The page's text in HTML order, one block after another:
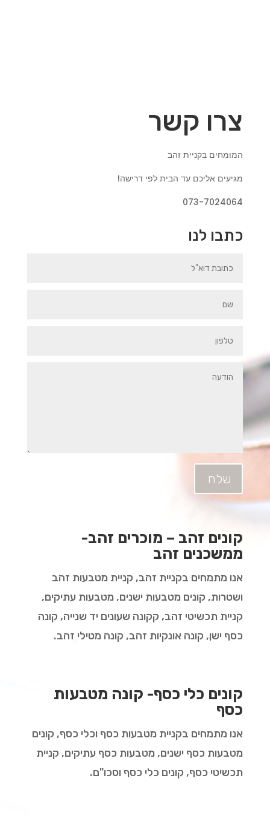
צרו קשר
המומחים בקניית זהב
מגיעים אליכם עד הבית לפי דרישה!
073-7024064
כתבו לנו
שלח
קונים זהב – מוכרים זהב-
ממשכנים זהב
אנו מתמחים בקניית זהב, קניית מטבעות זהב
ושטרות, קונים מטבעות ישנים, מטבעות עתיקים,
קניית תכשיטי זהב, קקונה שעונים יד שנייה, קונה
כסף ישן, קונה אונקיות זהב, קונה מטילי זהב.
קונים כלי כסף- קונה מטבעות
כסף
אנו מתמחים בקניית מטבעות כסף וכלי כסף, קונים
מטבעות כסף ישנים, מטבעות כסף עתיקים, קניית
תכשיטי כסף, קונים כלי כסף וסכו"ם.